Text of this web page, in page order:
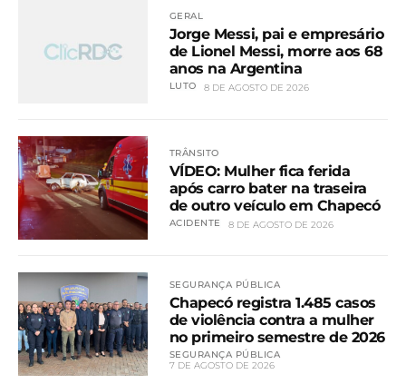
GERAL
Jorge Messi, pai e empresário
de Lionel Messi, morre aos 68
anos na Argentina
LUTO 8 DE AGOSTO DE 2026
TRÂNSITO
VÍDEO: Mulher fica ferida
após carro bater na traseira
de outro veículo em Chapecó
ACIDENTE 8 DE AGOSTO DE 2026
SEGURANÇA PÚBLICA
Chapecó registra 1.485 casos
de violência contra a mulher
no primeiro semestre de 2026
SEGURANÇA PÚBLICA
7 DE AGOSTO DE 2026